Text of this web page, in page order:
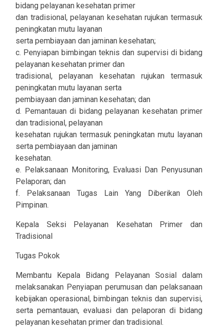
bidang pelayanan kesehatan primer
dan tradisional, pelayanan kesehatan rujukan termasuk
peningkatan mutu layanan
serta pembiayaan dan jaminan kesehatan;
c. Penyiapan bimbingan teknis dan supervisi di bidang
pelayanan kesehatan primer dan
tradisional, pelayanan kesehatan rujukan termasuk
peningkatan mutu layanan serta
pembiayaan dan jaminan kesehatan; dan
d. Pemantauan di bidang pelayanan kesehatan primer
dan tradisional, pelayanan
kesehatan rujukan termasuk peningkatan mutu layanan
serta pembiayaan dan jaminan
kesehatan.
e. Pelaksanaan Monitoring, Evaluasi Dan Penyusunan
Pelaporan; dan
f. Pelaksanaan Tugas Lain Yang Diberikan Oleh
Pimpinan.
Kepala Seksi Pelayanan Kesehatan Primer dan
Tradisional
Tugas Pokok
Membantu Kepala Bidang Pelayanan Sosial dalam
melaksanakan Penyiapan perumusan dan pelaksanaan
kebijakan operasional, bimbingan teknis dan supervisi,
serta pemantauan, evaluasi dan pelaporan di bidang
pelayanan kesehatan primer dan tradisional.